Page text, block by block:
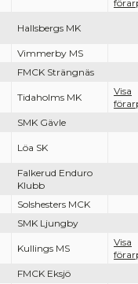
Hallsbergs MK
Vimmerby MS
FMCK Strängnäs
Tidaholms MK
Visa
SMK Gävle
Löa SK
Falkerud Enduro
Klubb
Solshesters MCK
SMK Ljungby
Kullings MS
Visa
FMCK Eksjö